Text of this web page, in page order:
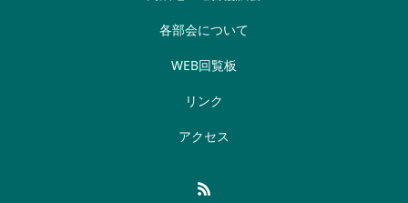
各部会について
WEB回覧板
リンク
アクセス